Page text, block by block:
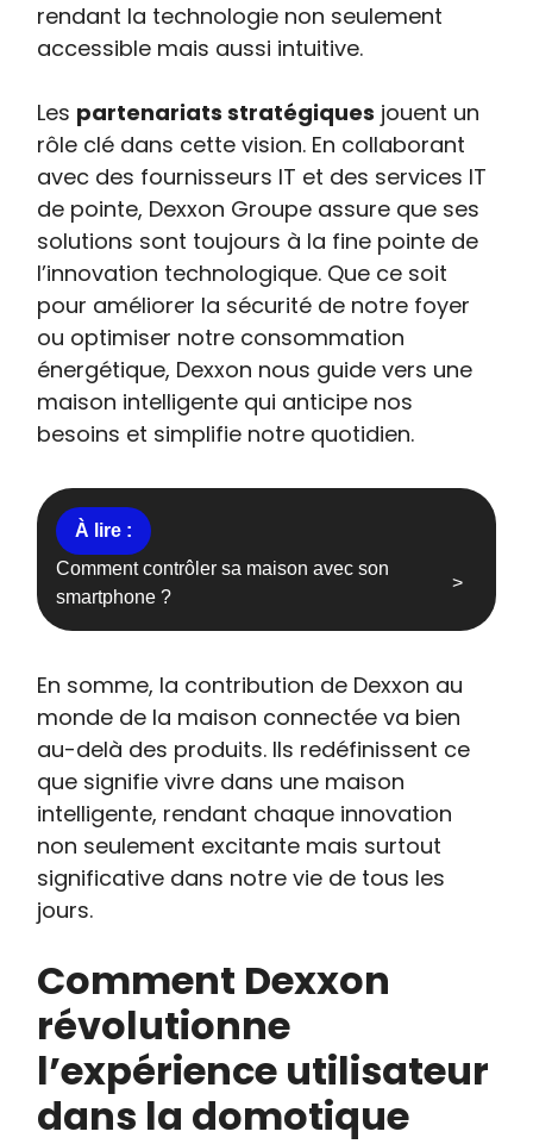
rendant la technologie non seulement
accessible mais aussi intuitive.
Les partenariats stratégiques jouent un
rôle clé dans cette vision. En collaborant
avec des fournisseurs IT et des services IT
de pointe, Dexxon Groupe assure que ses
solutions sont toujours à la fine pointe de
l’innovation technologique. Que ce soit
pour améliorer la sécurité de notre foyer
ou optimiser notre consommation
énergétique, Dexxon nous guide vers une
maison intelligente qui anticipe nos
besoins et simplifie notre quotidien.
Comment contrôler sa maison avec son
smartphone ?
En somme, la contribution de Dexxon au
monde de la maison connectée va bien
au-delà des produits. Ils redéfinissent ce
que signifie vivre dans une maison
intelligente, rendant chaque innovation
non seulement excitante mais surtout
significative dans notre vie de tous les
jours.
Comment Dexxon
révolutionne
l’expérience utilisateur
dans la domotique